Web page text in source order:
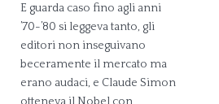
E guarda caso fino agli anni
’70-’80 si leggeva tanto, gli
editori non inseguivano
beceramente il mercato ma
erano audaci, e Claude Simon